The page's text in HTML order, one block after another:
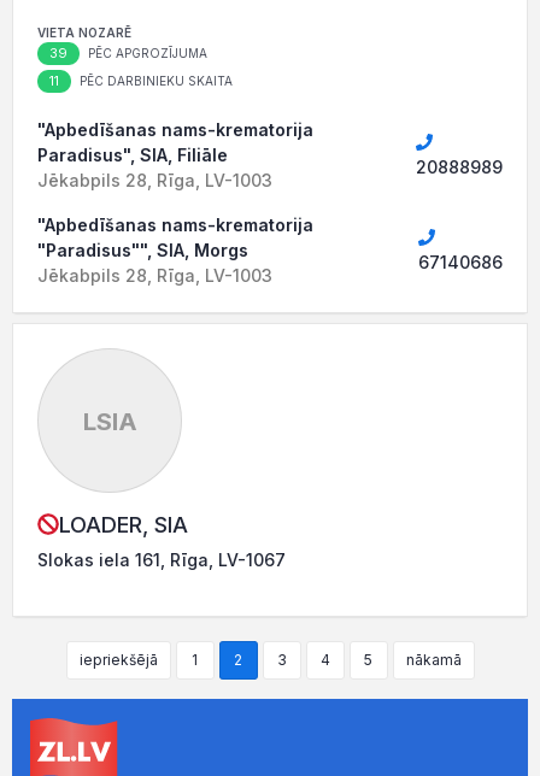
VIETA NOZARĒ
39 PĒC APGROZĪJUMA
11 PĒC DARBINIEKU SKAITA
"Apbedīšanas nams-krematorija
Paradisus", SIA, Filiāle
Jēkabpils 28, Rīga, LV-1003
20888989
"Apbedīšanas nams-krematorija
"Paradisus"", SIA, Morgs
Jēkabpils 28, Rīga, LV-1003
67140686
LSIA
LOADER, SIA
Slokas iela 161, Rīga, LV-1067
iepriekšējā 1 2 3 4 5 nākamā